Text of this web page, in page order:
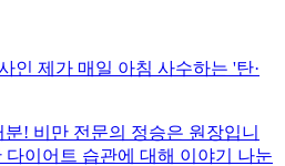
인 제가 매일 아침 사수하는 '탄·
! 비만 전문의 정승은 원장입니
다이어트 습관에 대해 이야기 나눈